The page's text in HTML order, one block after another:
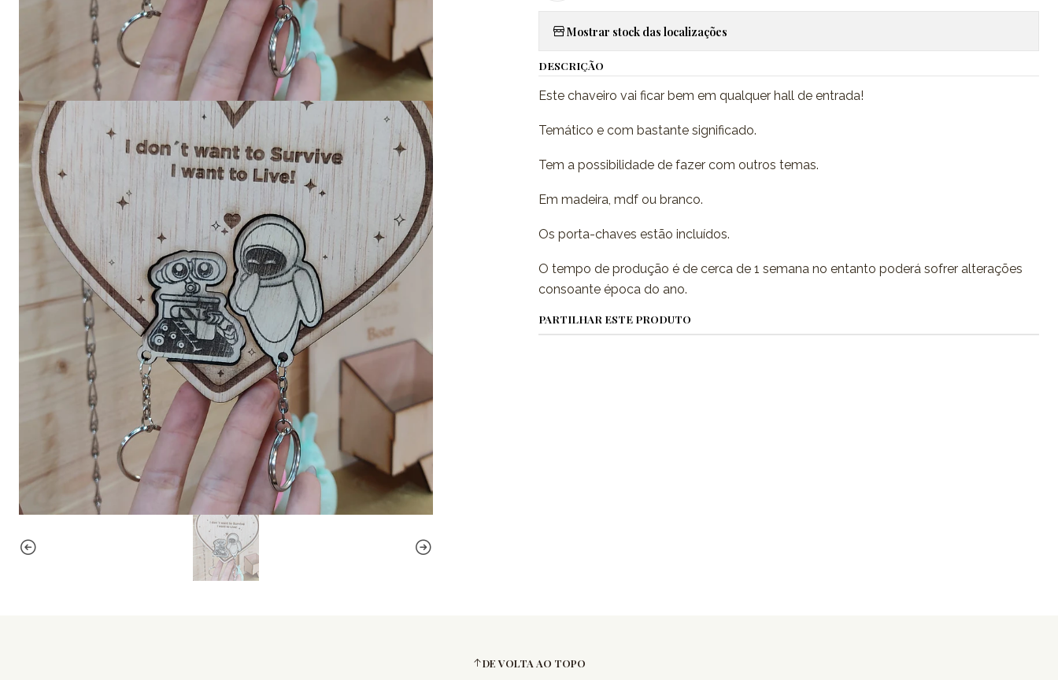
Mostrar stock das localizações
DESCRIÇÃO
Este chaveiro vai ficar bem em qualquer hall de entrada!
Temático e com bastante significado.
Tem a possibilidade de fazer com outros temas.
Em madeira, mdf ou branco.
Os porta-chaves estão incluídos.
O tempo de produção é de cerca de 1 semana no entanto poderá sofrer alterações
consoante época do ano.
PARTILHAR ESTE PRODUTO
DE VOLTA AO TOPO